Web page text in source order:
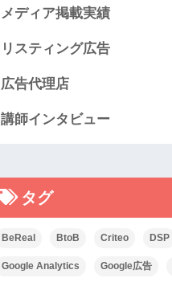
メディア掲載実績
リスティング広告
広告代理店
講師インタビュー
タグ
BeReal BtoB Criteo DSP
Google Analytics Google広告